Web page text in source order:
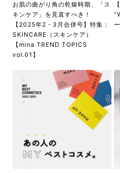
お肌の曲がり角の乾燥時期、「ス
キンケア」を見直すべき！
【2025年2・3月合併号】特集：
SKINCARE（スキンケア）
【mina TREND TOPICS
vol.01】